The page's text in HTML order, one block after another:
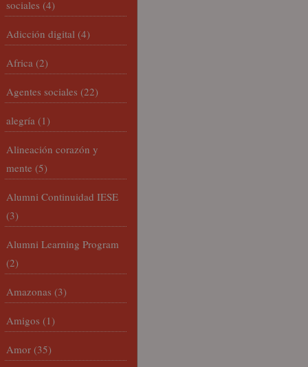
sociales (4)
Adicción digital (4)
Africa (2)
Agentes sociales (22)
alegría (1)
Alineación corazón y
mente (5)
Alumni Continuidad IESE
(3)
Alumni Learning Program
(2)
Amazonas (3)
Amigos (1)
Amor (35)